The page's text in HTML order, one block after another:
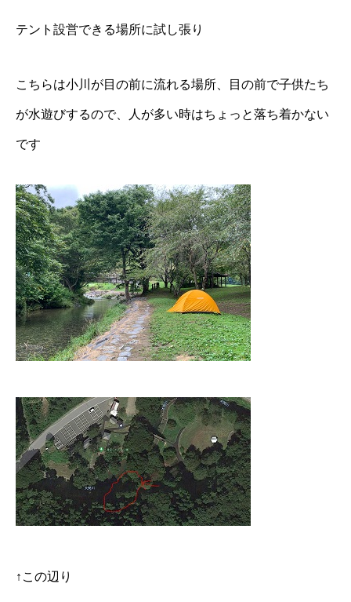
テント設営できる場所に試し張り
こちらは小川が目の前に流れる場所、目の前で子供たち
が水遊びするので、人が多い時はちょっと落ち着かない
です
↑この辺り